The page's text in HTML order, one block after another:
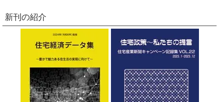
新刊の紹介